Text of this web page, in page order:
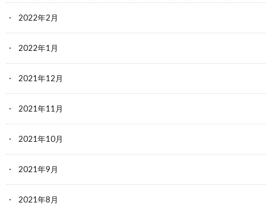
2022年2月
2022年1月
2021年12月
2021年11月
2021年10月
2021年9月
2021年8月